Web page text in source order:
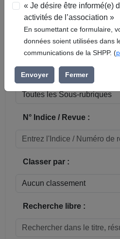
Sous-rubrique / Commune
N° Indice / Revue :
Classer par :
Recherche libre :
« Je désire être informé(e)
activités de l’association »
En soumettant ce formulaire,
données soient utilisées dans
communications de la SHPP. (
Envoyer Fermer